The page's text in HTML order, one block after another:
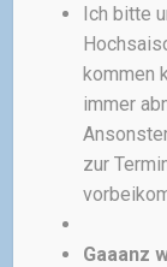
Ich bitte
kommen
immer
zur
Gaaanz